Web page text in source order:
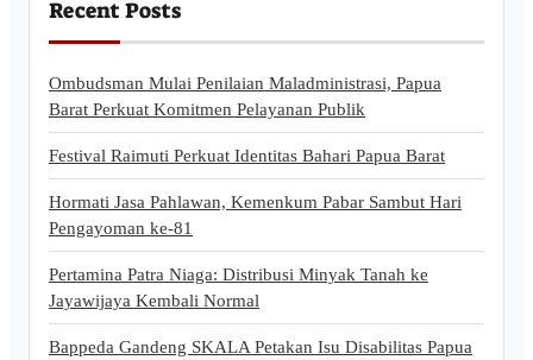
Recent Posts
Ombudsman Mulai Penilaian Maladministrasi, Papua
Barat Perkuat Komitmen Pelayanan Publik
Festival Raimuti Perkuat Identitas Bahari Papua Barat
Hormati Jasa Pahlawan, Kemenkum Pabar Sambut Hari
Pengayoman ke-81
Pertamina Patra Niaga: Distribusi Minyak Tanah ke
Jayawijaya Kembali Normal
Bappeda Gandeng SKALA Petakan Isu Disabilitas Papua